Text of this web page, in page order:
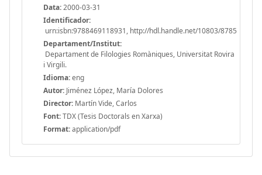
Data:2000-03-31
Identificador:
urn:isbn:9788469118931, http://hdl.handle.net/10803/8785
Departament/Institut:
Departament de Filologies Romàniques, Universitat Rovira
i Virgili.
Idioma:eng
Autor: Jiménez López, María Dolores
Director: Martín Vide, Carlos
Font:TDX (Tesis Doctorals en Xarxa)
Format:application/pdf